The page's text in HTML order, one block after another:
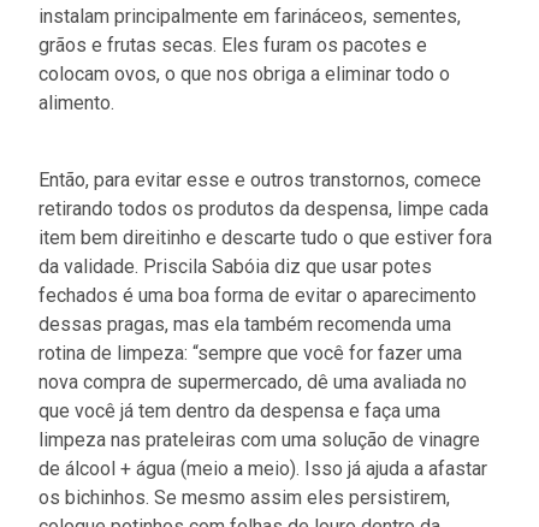
instalam principalmente em farináceos, sementes,
grãos e frutas secas. Eles furam os pacotes e
colocam ovos, o que nos obriga a eliminar todo o
alimento.
Então, para evitar esse e outros transtornos, comece
retirando todos os produtos da despensa, limpe cada
item bem direitinho e descarte tudo o que estiver fora
da validade. Priscila Sabóia diz que usar potes
fechados é uma boa forma de evitar o aparecimento
dessas pragas, mas ela também recomenda uma
rotina de limpeza: “sempre que você for fazer uma
nova compra de supermercado, dê uma avaliada no
que você já tem dentro da despensa e faça uma
limpeza nas prateleiras com uma solução de vinagre
de álcool + água (meio a meio). Isso já ajuda a afastar
os bichinhos. Se mesmo assim eles persistirem,